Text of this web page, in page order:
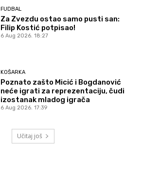
FUDBAL
Za Zvezdu ostao samo pusti san:
Filip Kostić potpisao!
6 Aug 2026. 18:27
KOŠARKA
Poznato zašto Micić i Bogdanović
neće igrati za reprezentaciju, čudi
izostanak mladog igrača
6 Aug 2026. 17:39
Učitaj još